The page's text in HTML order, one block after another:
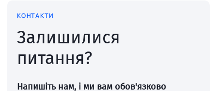
КОНТАКТИ
Залишилися
питання?
Напишіть нам, і ми вам обов'язково